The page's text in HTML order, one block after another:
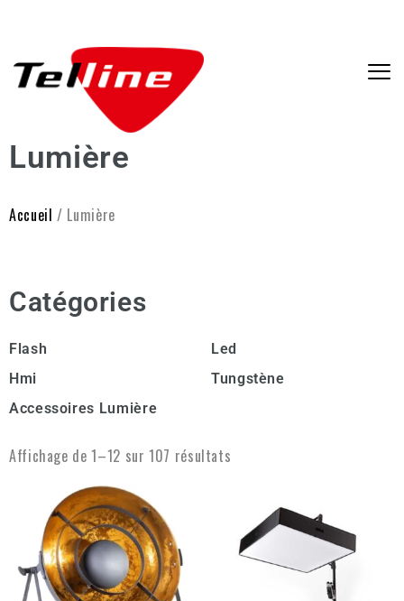
Lumière
Accueil / Lumière
Catégories
Flash
Led
Hmi
Tungstène
Accessoires Lumière
Affichage de 1–12 sur 107 résultats